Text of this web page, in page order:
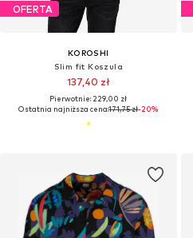
OFERTA
KOROSHI
Slim fit Koszula
137,40 zł
Pierwotnie: 229,00 zł
Ostatnia najniższa cena:171,75 zł-20%